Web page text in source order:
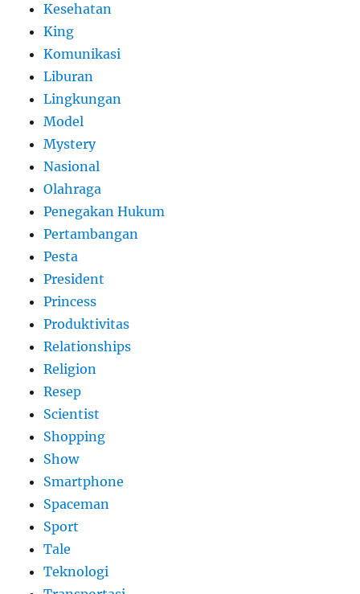
Kesehatan
King
Komunikasi
Liburan
Lingkungan
Model
Mystery
Nasional
Olahraga
Penegakan Hukum
Pertambangan
Pesta
President
Princess
Produktivitas
Relationships
Religion
Resep
Scientist
Shopping
Show
Smartphone
Spaceman
Sport
Tale
Teknologi